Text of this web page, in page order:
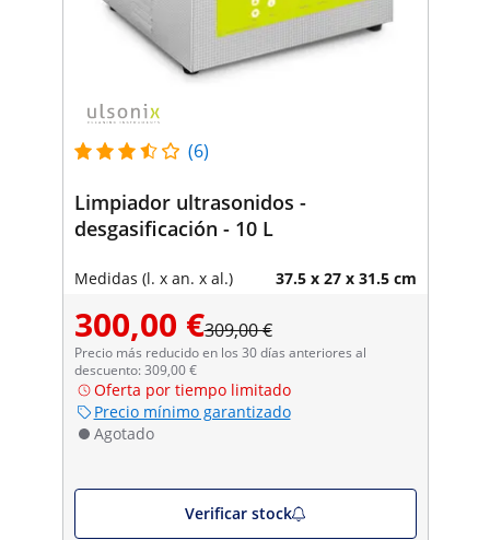
(6)
Limpiador ultrasonidos -
desgasificación - 10 L
Medidas (l. x an. x al.) 37.5 x 27 x 31.5 cm
300,00 €309,00 €
Precio más reducido en los 30 días anteriores al
descuento: 309,00 €
Oferta por tiempo limitado
Precio mínimo garantizado
Agotado
Verificar stock